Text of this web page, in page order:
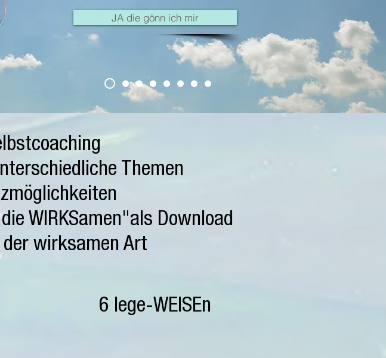
JA die gönn ich mir
Themen
WIRKSamen"als Download
wirksamen Art
6 lege-WEISEn